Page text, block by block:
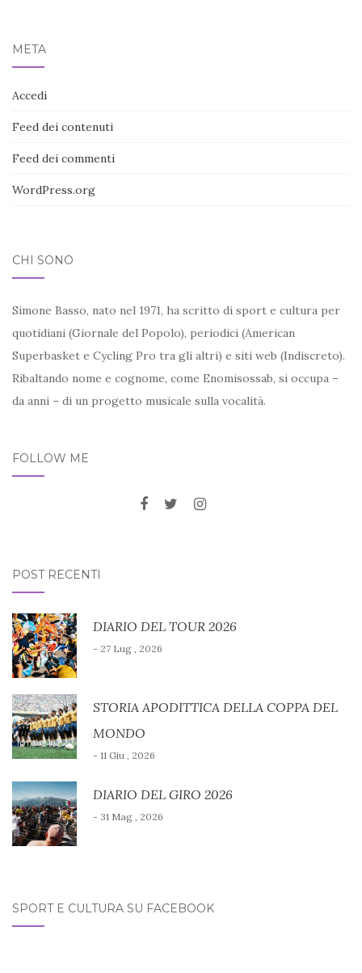
META
Accedi
Feed dei contenuti
Feed dei commenti
WordPress.org
CHI SONO
Simone Basso, nato nel 1971, ha scritto di sport e cultura per
quotidiani (Giornale del Popolo), periodici (American
Superbasket e Cycling Pro tra gli altri) e siti web (Indiscreto).
Ribaltando nome e cognome, come Enomisossab, si occupa –
da anni – di un progetto musicale sulla vocalità.
FOLLOW ME
POST RECENTI
DIARIO DEL TOUR 2026
- 27 Lug , 2026
STORIA APODITTICA DELLA COPPA DEL
MONDO
- 11 Giu , 2026
DIARIO DEL GIRO 2026
- 31 Mag , 2026
SPORT E CULTURA SU FACEBOOK